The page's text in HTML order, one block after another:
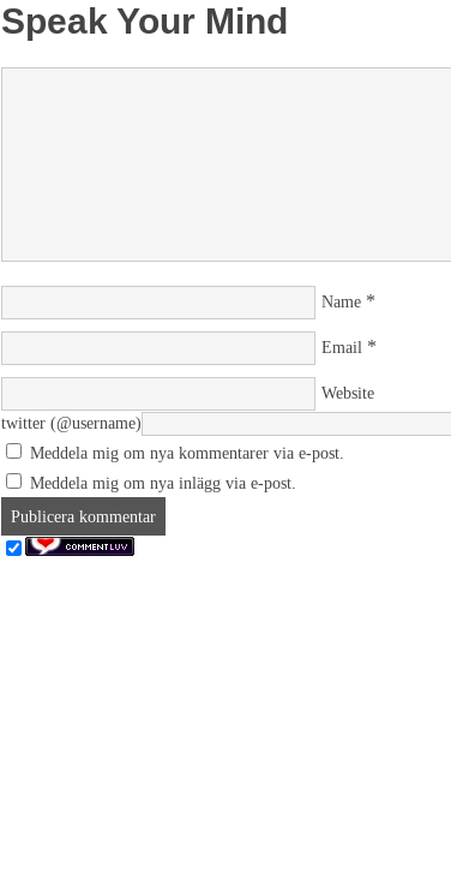
Speak Your Mind
Name *
Email *
Website
twitter (@username)
Meddela mig om nya kommentarer via e-post.
Meddela mig om nya inlägg via e-post.